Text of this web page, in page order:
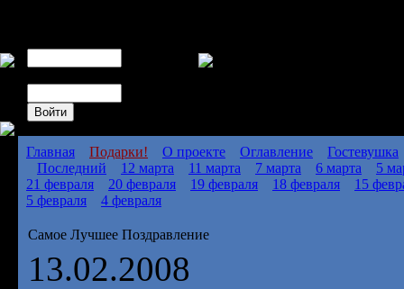
Главная Подарки! О проекте Оглавление
Гостевушка
Последний
12 марта 11 марта 7 марта 6 марта
5
21 февраля
20 февраля 19 февраля 18 февраля
15
5 февраля
4 февраля
Самое Лучшее Поздравление
13.02.2008